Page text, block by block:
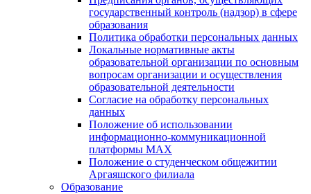
государственный контроль (надзор) в сфере
образования
Политика обработки персональных данных
Локальные нормативные акты
образовательной организации по основным
вопросам организации и осуществления
образовательной деятельности
Согласие на обработку персональных
данных
Положение об использовании
информационно-коммуникационной
платформы MAX
Положение о студенческом общежитии
Аргаяшского филиала
Образование